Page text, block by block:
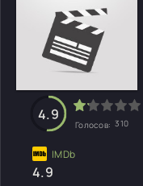
4.9
Голосов: 310
4.9